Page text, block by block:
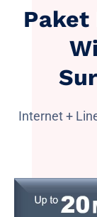
Paket
Internet +